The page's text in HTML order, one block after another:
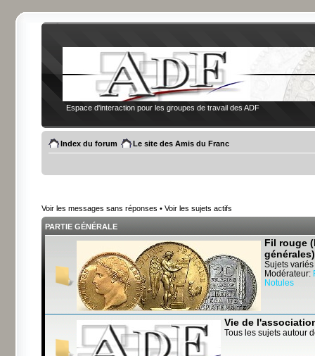
Espace d'interaction pour les groupes de travail des ADF
Index du forum Le site des Amis du Franc
Voir les messages sans réponses • Voir les sujets actifs
PARTIE GÉNÉRALE
Fil rouge
générales)
Sujets variés
Modérateur:
Notules
Vie de
Tous les sujets autour